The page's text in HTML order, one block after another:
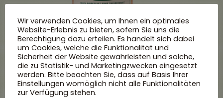
Wir verwenden Cookies, um Ihnen ein optimales
Website-Erlebnis zu bieten, sofern Sie uns die
Berechtigung dazu erteilen. Es handelt sich dabei
um Cookies, welche die Funktionalität und
Sicherheit der Website gewährleisten und solche,
die zu Statistik- und Marketingzwecken eingesetzt
werden. Bitte beachten Sie, dass auf Basis Ihrer
Einstellungen womöglich nicht alle Funktionalitäten
zur Verfügung stehen.